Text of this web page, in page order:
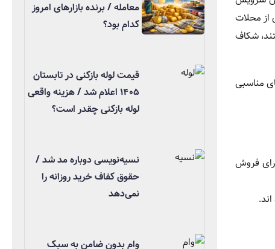
از محلات
شکاف
مناسبی
فروش
معامله / برنده بازارهای امروز
کدام بود؟
قیمت لوله بازکنی در تابستان
۱۴۰۵ اعلام شد / هزینه واقعی
لوله بازکنی چقدر است؟
نسیه‌نویسی دوباره مد شد /
حقوق کفاف خرید روزانه را
نمی‌دهد
وام بدون ضامن به سبک